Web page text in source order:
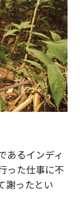
あるインディ
った仕事に不
謝ったとい